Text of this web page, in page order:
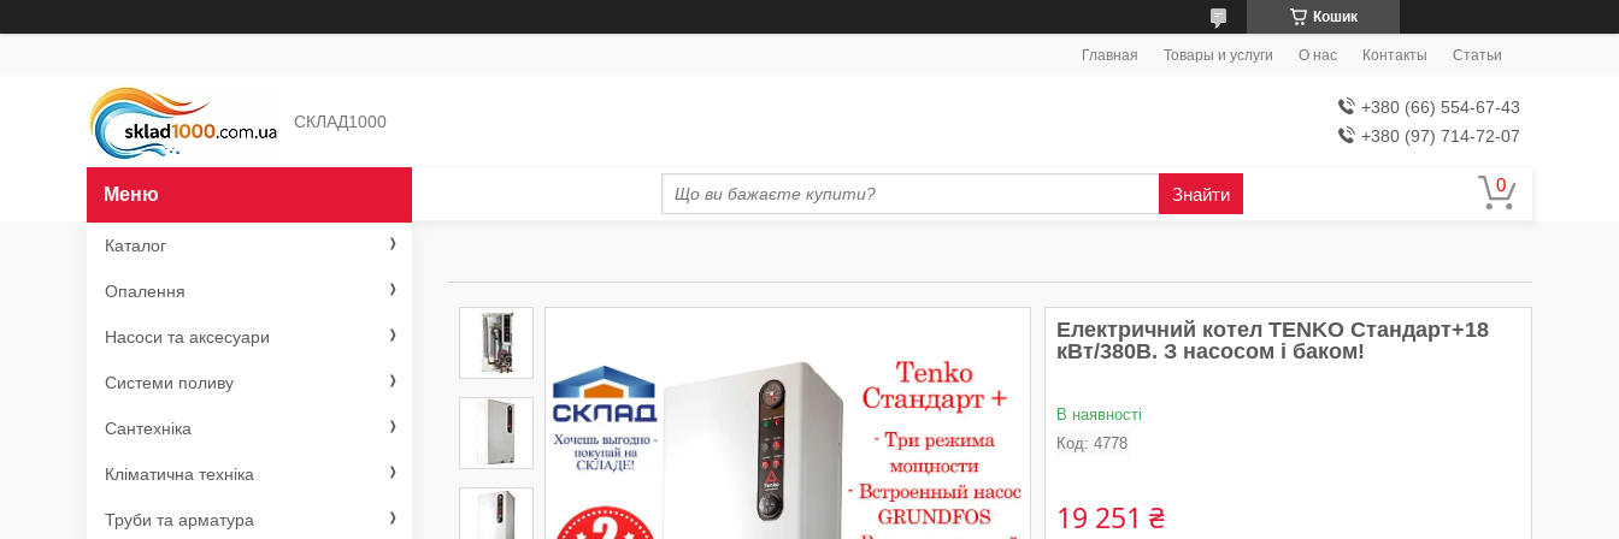
Кошик
Главная Товары и услуги О нас Контакты Статьи
СКЛАД1000
+380 (66) 554-67-43
+380 (97) 714-72-07
Знайти
Електричний котел TENKO Стандарт+18
кВт/380В. З насосом і баком!
В наявності
Код: 4778
19 251 ₴
Каталог
Опалення
Насоси та аксесуари
Системи поливу
Сантехніка
Кліматична техніка
Труби та арматура